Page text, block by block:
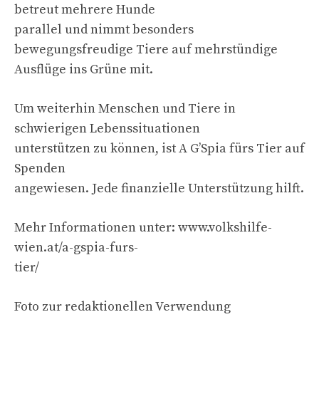
betreut mehrere Hunde
parallel und nimmt besonders
bewegungsfreudige Tiere auf mehrstündige
Ausflüge ins Grüne mit.
Um weiterhin Menschen und Tiere in
schwierigen Lebenssituationen
unterstützen zu können, ist A G’Spia fürs Tier auf
Spenden
angewiesen. Jede finanzielle Unterstützung hilft.
Mehr Informationen unter: www.volkshilfe-
wien.at/a-gspia-furs-
tier/
Foto zur redaktionellen Verwendung